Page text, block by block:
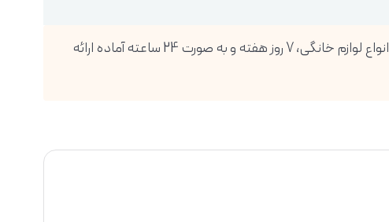
فروشگاه اینترنتی دیجی پویا، بزرگترین واردکننده انواع گوشی موبایل، تبلت، ساعت هوشمند، لوازم صوتی و تصویری و انواع لوازم خانگی، 7 روز هفته و به صورت 24 ساعته آماده ارائه